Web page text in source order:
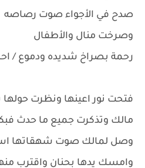
صدح في الأجواء صوت رصاصه
وصرخت منال والأطفال
رحمة بصراخ شديده ودموع /
فتحت نور اعينها ونظرت
مالك وتذكرت جميع ما حدث
وصل لمالك صوت شهقاتها
وامسك يدها بحنان واقترب